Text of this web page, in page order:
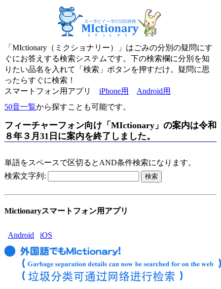
「MIctionary（ミクショナリー）」はごみの分別の疑問にす
ぐにお答えする検索システムです。下の検索欄に分別を知
りたい品名を入れて「検索」ボタンを押すだけ。疑問に思
ったらすぐに検索！
スマートフォン用アプリ iPhone用
Android用
50音一覧から探すことも可能です。
フィーチャーフォン向け「MIctionary」の案内は令和
８年３月31日に案内を終了しました。
単語をスペースで区切るとAND条件検索になります。
検索文字列:
Mictionaryスマートフォン用アプリ
Android iOS